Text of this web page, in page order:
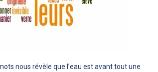
nous révèle que l’eau est avant tout une